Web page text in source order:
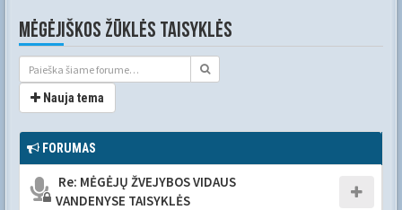
MĖGĖJIŠKOS ŽŪKLĖS TAISYKLĖS
Nauja tema
FORUMAS
Re: MĖGĖJŲ ŽVEJYBOS VIDAUS
VANDENYSE TAISYKLĖS